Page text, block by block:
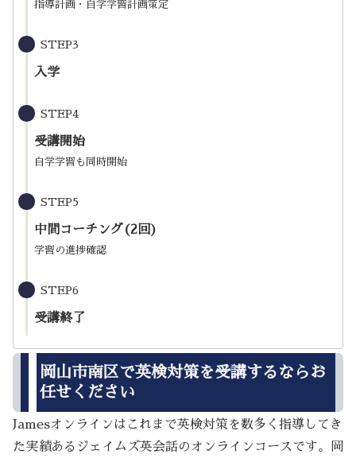
指導計画・自学学習計画策定
STEP3
入学
STEP4
受講開始
自学学習も同時開始
STEP5
中間コーチング(2回)
学習の進捗確認
STEP6
受講終了
岡山市南区で英検対策を受講するならお
任せください
Jamesオンラインはこれまで英検対策を数多く指導してき
た実績あるジェイムズ英会話のオンラインコースです。岡